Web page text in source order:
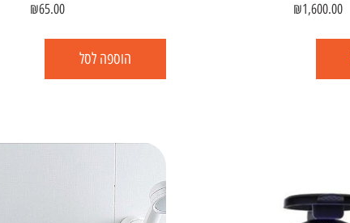
₪1,600.00
₪65.00
הוספה לסל